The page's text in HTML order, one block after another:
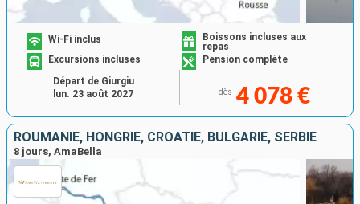
Wi-Fi inclus
Boissons incluses aux
repas
Excursions incluses
Pension complète
dès 4 078 €
Départ de Giurgiu
lun. 23 août 2027
ROUMANIE, HONGRIE, CROATIE, BULGARIE, SERBIE
8 jours, AmaBella